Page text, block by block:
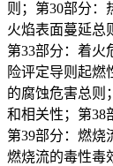
则；第30部分：
火焰表面蔓延总
第33部分：着火
险评定导则起燃
的腐蚀危害总则
和相关性；第38
第39部分：燃烧
燃烧流的毒性毒